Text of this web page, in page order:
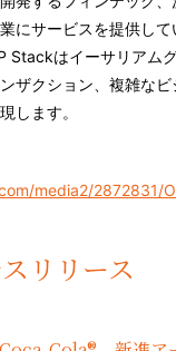
にサービスを提供し
Stackはイーサリアム
ザクション、複雑な
します。
media2/2872831/
リリース